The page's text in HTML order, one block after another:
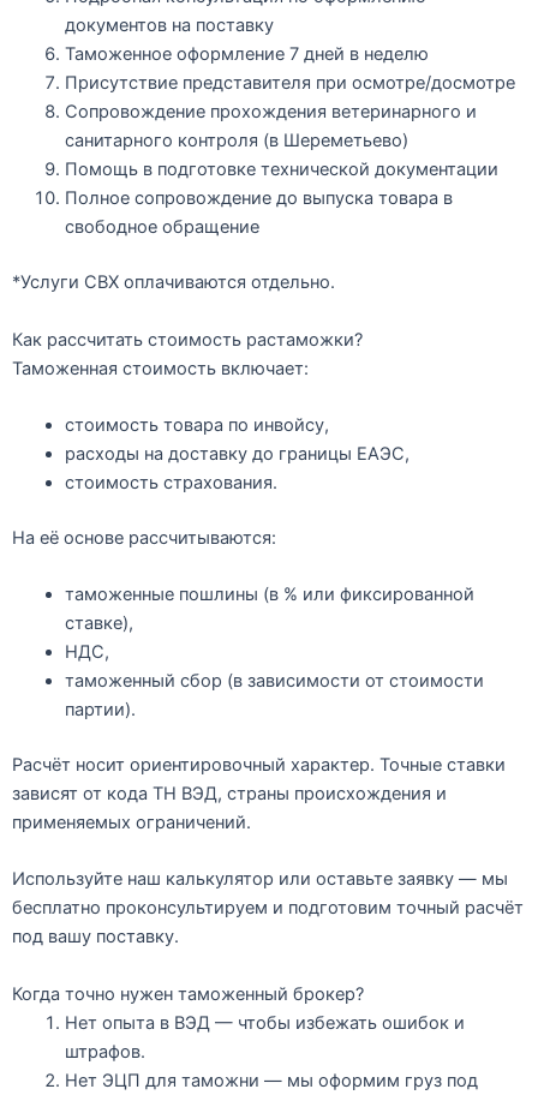
документов на поставку
Таможенное оформление 7 дней в неделю
Присутствие представителя при осмотре/досмотре
Сопровождение прохождения ветеринарного и
санитарного контроля (в Шереметьево)
Помощь в подготовке технической документации
Полное сопровождение до выпуска товара в
свободное обращение
*Услуги СВХ оплачиваются отдельно.
Как рассчитать стоимость растаможки?
Таможенная стоимость включает:
стоимость товара по инвойсу,
расходы на доставку до границы ЕАЭС,
стоимость страхования.
На её основе рассчитываются:
таможенные пошлины (в % или фиксированной
ставке),
НДС,
таможенный сбор (в зависимости от стоимости
партии).
Расчёт носит ориентировочный характер. Точные ставки
зависят от кода ТН ВЭД, страны происхождения и
применяемых ограничений.
Используйте наш калькулятор или оставьте заявку — мы
бесплатно проконсультируем и подготовим точный расчёт
под вашу поставку.
Когда точно нужен таможенный брокер?
Нет опыта в ВЭД— чтобы избежать ошибок и
штрафов.
Нет ЭЦП для таможни — мы оформим груз под